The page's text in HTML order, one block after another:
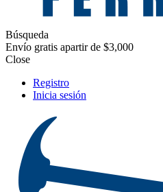
Búsqueda
Envío gratis apartir de $3,000
Close
Registro
Inicia sesión